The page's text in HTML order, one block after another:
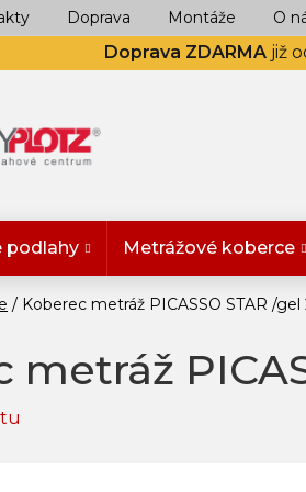
Doprava ZDARMA již
Doprava Montáže O
podlahy Metrážové koberce
Koberec metráž PICASSO STAR /gel
metráž